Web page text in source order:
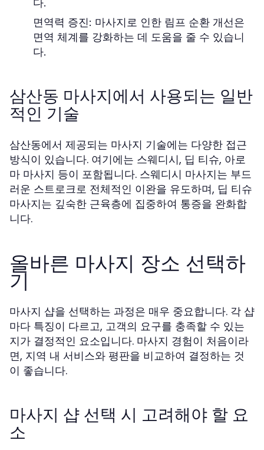
다.
면역력 증진: 마사지로 인한 림프 순환 개선은
면역 체계를 강화하는 데 도움을 줄 수 있습니
다.
삼산동 마사지에서 사용되는 일반
적인 기술
삼산동에서 제공되는 마사지 기술에는 다양한 접근
방식이 있습니다. 여기에는 스웨디시, 딥 티슈, 아로
마 마사지 등이 포함됩니다. 스웨디시 마사지는 부드
러운 스트로크로 전체적인 이완을 유도하며, 딥 티슈
마사지는 깊숙한 근육층에 집중하여 통증을 완화합
니다.
올바른 마사지 장소 선택하
기
마사지 샵을 선택하는 과정은 매우 중요합니다. 각 샵
마다 특징이 다르고, 고객의 요구를 충족할 수 있는
지가 결정적인 요소입니다. 마사지 경험이 처음이라
면, 지역 내 서비스와 평판을 비교하여 결정하는 것
이 좋습니다.
마사지 샵 선택 시 고려해야 할 요
소